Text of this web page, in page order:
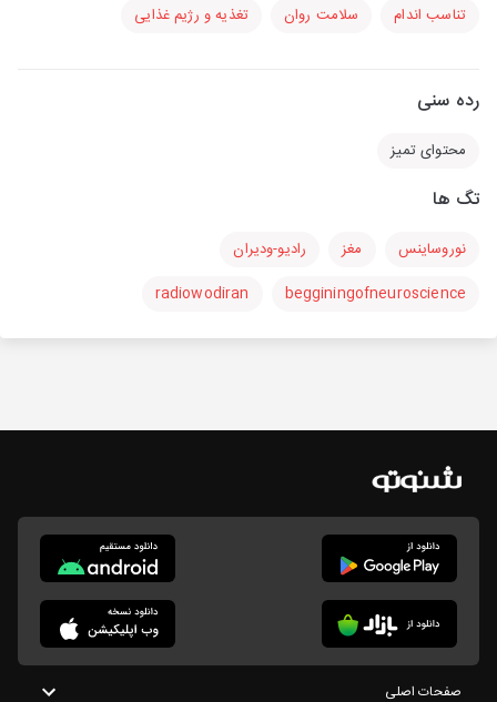
تناسب اندام سلامت روان تغذیه و رژیم غذایی
رده سنی
محتوای تمیز
تگ ها
نوروساینس مغز
رادیو-ودیران
begginingofneuroscience
radiowodiran
صفحات اصلی